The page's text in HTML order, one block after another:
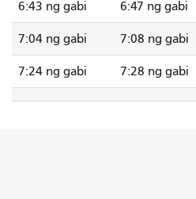
6:43 ng gabi 6:47 ng gabi
7:04 ng gabi 7:08 ng gabi
7:24 ng gabi 7:28 ng gabi